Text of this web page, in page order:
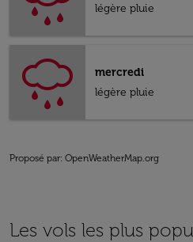
légère pluie
mercredi
légère pluie
Proposé par: OpenWeatherMap.org
Les vols les plus